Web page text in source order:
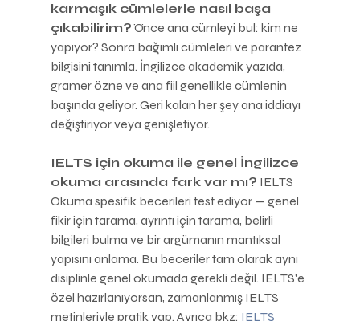
karmaşık cümlelerle nasıl başa
çıkabilirim? Önce ana cümleyi bul: kim ne
yapıyor? Sonra bağımlı cümleleri ve parantez
bilgisini tanımla. İngilizce akademik yazıda,
gramer özne ve ana fiil genellikle cümlenin
başında geliyor. Geri kalan her şey ana iddiayı
değiştiriyor veya genişletiyor.
IELTS için okuma ile genel İngilizce
okuma arasında fark var mı? IELTS
Okuma spesifik becerileri test ediyor — genel
fikir için tarama, ayrıntı için tarama, belirli
bilgileri bulma ve bir argümanın mantıksal
yapısını anlama. Bu beceriler tam olarak aynı
disiplinle genel okumada gerekli değil. IELTS'e
özel hazırlanıyorsan, zamanlanmış IELTS
metinleriyle pratik yap. Ayrıca bkz: IELTS